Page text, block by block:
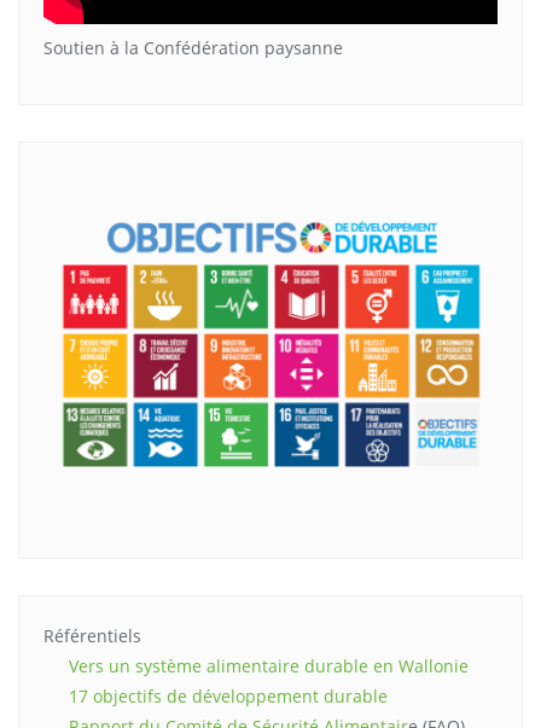
Soutien à la Confédération paysanne
Référentiels
Vers un système alimentaire durable en Wallonie
17 objectifs de développement durable